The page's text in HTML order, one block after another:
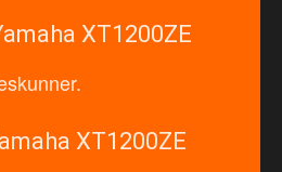
XT1200ZE
XT1200ZE